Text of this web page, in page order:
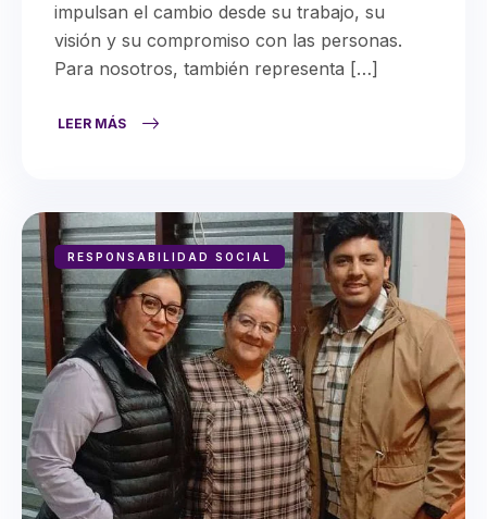
impulsan el cambio desde su trabajo, su
visión y su compromiso con las personas.
Para nosotros, también representa […]
LEER MÁS
RESPONSABILIDAD SOCIAL